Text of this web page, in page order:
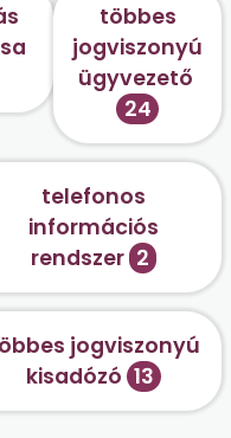
többes
jogviszonyú
ügyvezető
24
telefonos
információs
rendszer 2
jogviszonyú
kisadózó 13